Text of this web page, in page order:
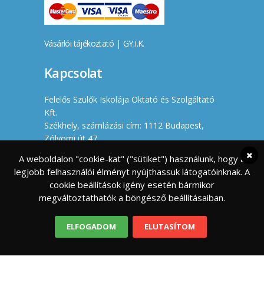
Vásárlói tájékoztató | GY.I.K.
Kapcsolat
Felelős Szülők Iskolája Oktató és Szolgáltató
Kft.
Székhely, számlázási cím: 1112 Budapest,
Zólyomi út 47.
Cégjegyzékszám: 01 09 966630
Adószám: 23461176-2-43
info@felelosszulokiskolaja.hu
Készítette
A weboldalon "cookie-kat" ("sütiket") használunk, hogy a
legjobb felhasználói élményt nyújthassuk látogatóinknak. A
cookie beállítások igény esetén bármikor
megváltoztathatók a böngésző beállításaiban.
ELFOGADOM ELUTASÍTOM